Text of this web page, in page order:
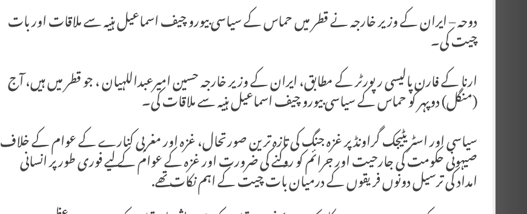
دوحہ – ایران کے وزیر خارجہ نے قطر میں حماس کے سیاسی بیورو چیف اسماعیل ہنیہ سے ملاقات اور بات
چیت کی۔
ارنا کے فارن پالیسی رپورٹر کے مطابق، ایران کے وزیر خارجہ حسین امیرعبداللہیان ، جو قطر میں ہیں، آج
(منگل) دوپہر کو حماس کے سیاسی بیورو چیف اسماعیل ہنیہ سے ملاقات کی۔
سیاسی اور اسٹریٹیجک گراونڈ پر غزہ جنگ کی تازہ ترین صورتحال، غزہ اور مغربی کنارے کے عوام کے خلاف
صیہونی حکومت کی جارحیت اور جرائم کو روکنے کی ضرورت اور غزہ کے عوام کے لیے فوری طور پر انسانی
امداد کی ترسیل دونوں فریقوں کے درمیان بات چیت کے اہم نکات تھے.